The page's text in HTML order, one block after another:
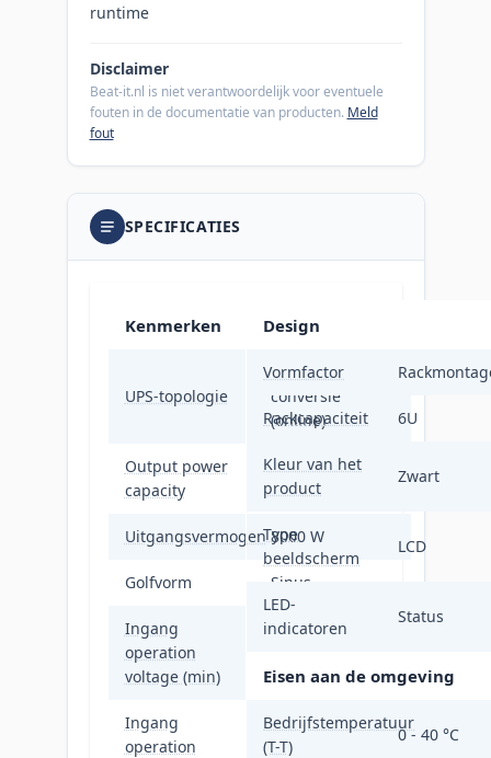
runtime
Disclaimer
Beat-it.nl is niet verantwoordelijk voor eventuele
fouten in de documentatie van producten. Meld
fout
SPECIFICATIES
Kenmerken
UPS-topologie
Dubbele
conversie
(online)
Output power
capacity
8 kVA
Uitgangsvermogen 8000 W
Golfvorm Sinus
Ingang
operation
voltage (min)
Ingang
operation
476 V
Design
Vormfactor
Rackcapaciteit 6U
Kleur van het
product
Zwart
Type
beeldscherm
LCD
LED-
indicatoren
Status
Eisen aan de omgeving
Bedrijfstemperatuur
(T-T)
0 - 40 °C